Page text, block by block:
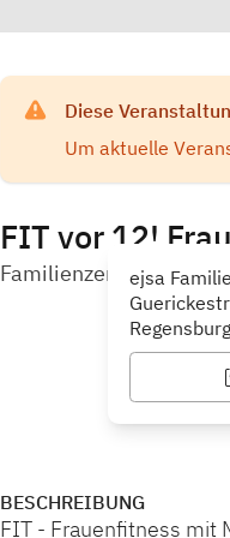
Diese
Um aktuelle
FIT vor 12!
Familienzentrum /
ejsa
Regensburg
BESCHREIBUNG
FIT - Frauenfitness mit